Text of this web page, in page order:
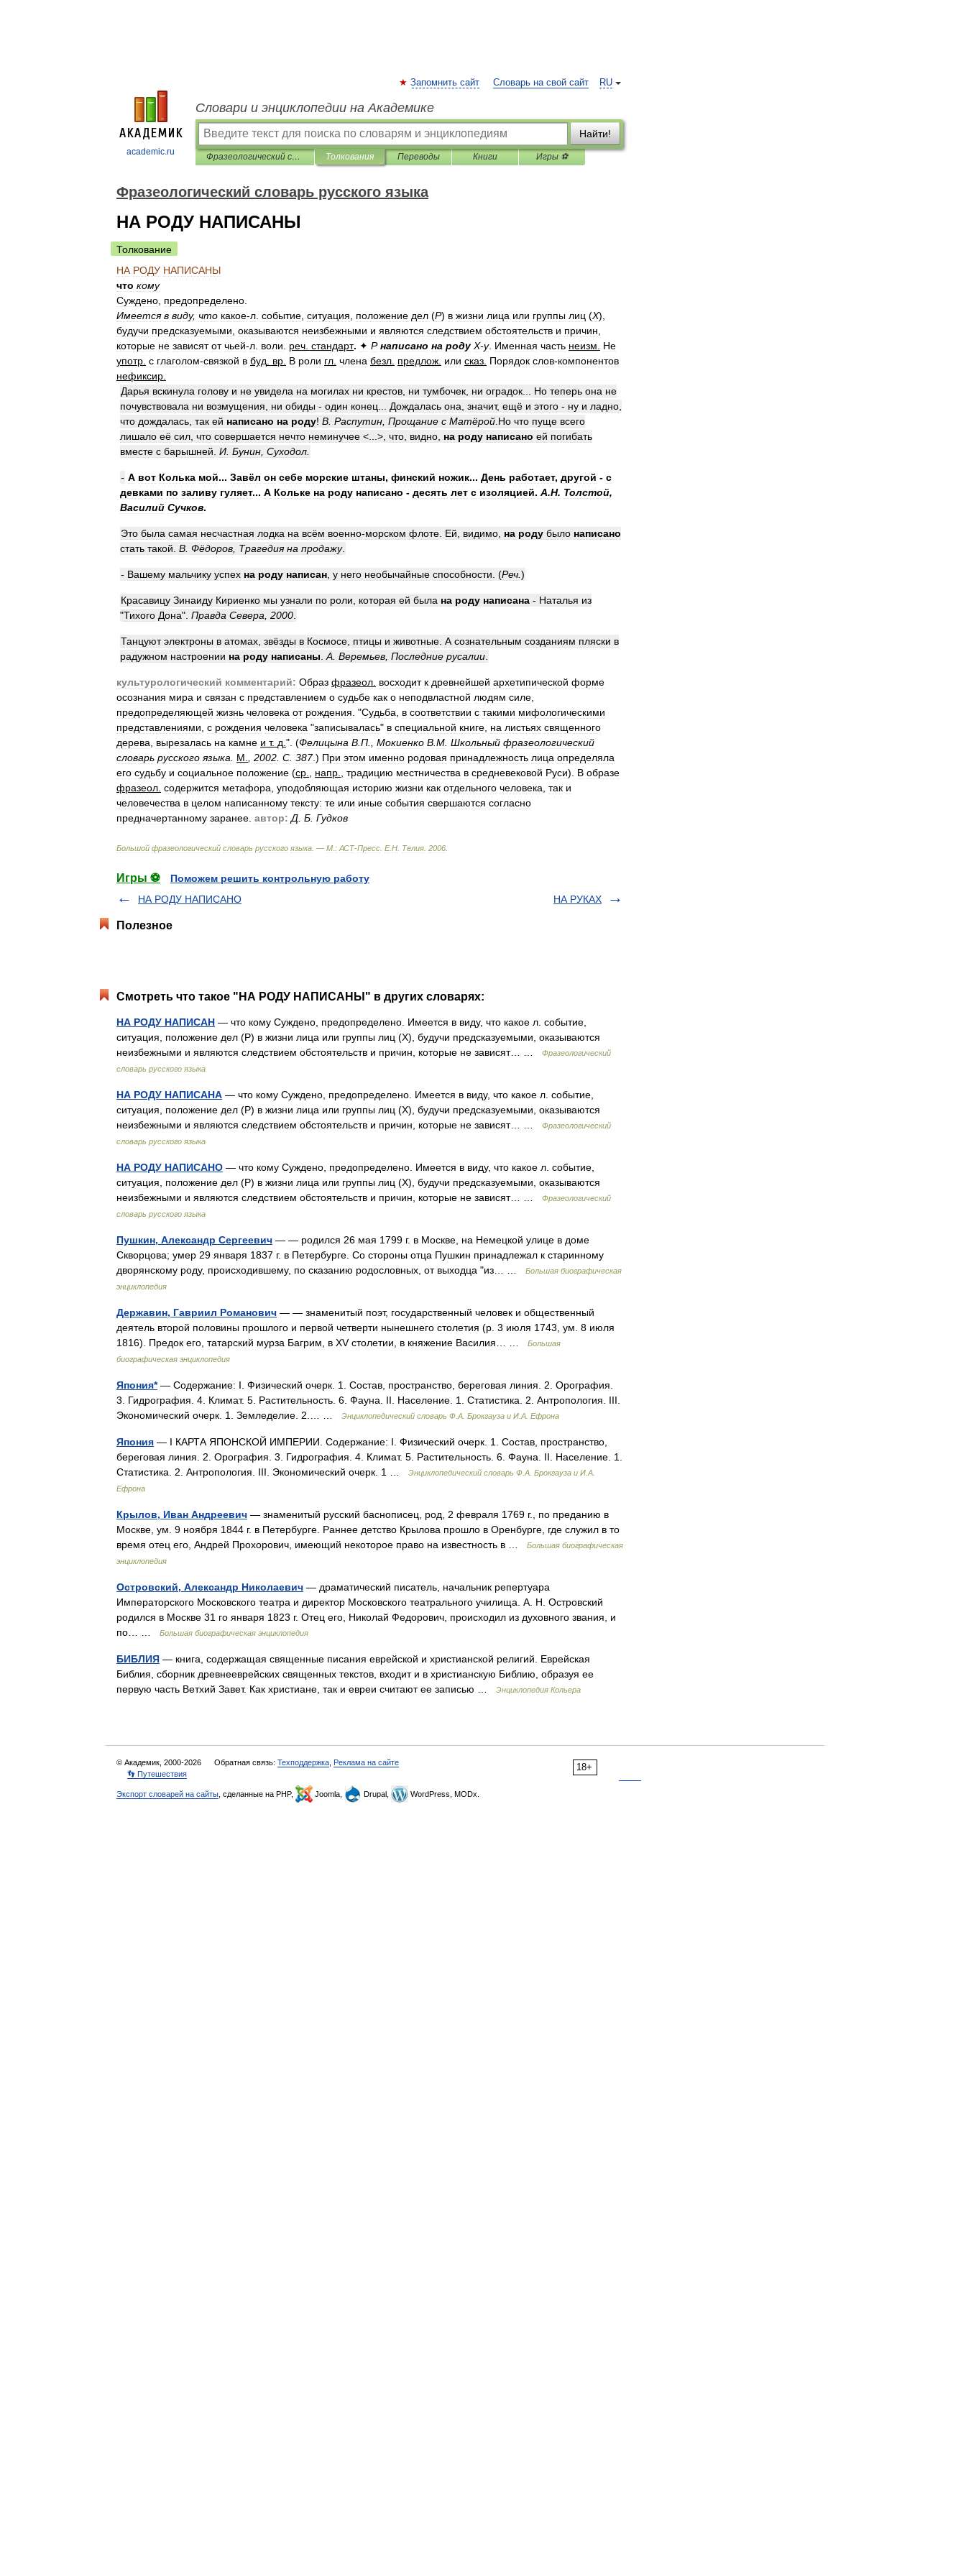
academic.ru
RU
Запомнить сайт Словарь на свой сайт
Словари и энциклопедии на Академике
Найти!
Фразеологический словарь русского языка Толкования Переводы Книги Игры ⚽
Фразеологический словарь русского языка
НА РОДУ НАПИСАНЫ
Толкование
НА РОДУ НАПИСАНЫ
что кому
Суждено предопределено
Имеется в виду, что какое-л событие ситуация положение дел (Р) в жизни лица или группы лиц (Х),
будучи предсказуемыми оказываются неизбежными и являются следствием обстоятельств и причин
которые не зависят от чьей-л воли реч стандарт. ✦ Р написано на роду Х-у. Именная часть неизм
Не
употр с глаголом-связкой в буд вр В роли гл члена безл предлож или сказ Порядок слов-компонентов
нефиксир
Дарья вскинула голову и не увидела на могилах ни крестов ни тумбочек ни оградок Но теперь она не
почувствовала ни возмущения ни обиды - один конец Дождалась она значит, ещё и этого - ну и ладно
что дождалась так ей написано на роду! В Распутин Прощание с Матёрой Но что пуще всего
лишало её сил что совершается нечто неминучее <...>, что видно на роду написано ей погибать
вместе с барышней И Бунин Суходол
- А вот Колька мой... Завёл он себе морские штаны, финский ножик... День работает, другой - с
девками по заливу гуляет... А Кольке на роду написано - десять лет с изоляцией. А.Н. Толстой,
Василий Сучков.
Это была самая несчастная лодка на всём военно-морском флоте Ей видимо на роду было написано
стать такой В Фёдоров Трагедия на продажу.
- Вашему мальчику успех на роду написан у него необычайные способности . (Реч )
Красавицу Зинаиду Кириенко мы узнали по роли которая ей была на роду написана - Наталья из
"Тихого Дона". Правда Севера 2000
Танцуют электроны в атомах звёзды в Космосе птицы и животные А сознательным созданиям пляски в
радужном настроении на роду написаны А Веремьев Последние русалии
культурологический комментарий: Образ фразеол восходит к древнейшей архетипической форме
осознания мира и связан с представлением о судьбе как о неподвластной людям силе
предопределяющей жизнь человека от рождения . "Судьба в соответствии с такими мифологическими
представлениями с рождения человека "записывалась" в специальной книге на листьях священного
дерева
вырезалась на камне и т. д ". (Фелицына В П Мокиенко В М Школьный фразеологический
словарь русского языка М 2002 С 387.) При этом именно родовая принадлежность лица определяла
его судьбу и социальное положение (ср напр традицию местничества в средневековой Руси). В образе
фразеол содержится метафора уподобляющая историю жизни как отдельного человека так и
человечества в целом написанному тексту: те или иные события свершаются согласно
предначертанному заранее автор: Д Б Гудков
Большой фразеологический словарь русского языка . — М : АСТ-Пресс Е.Н Телия 2006
Игры ⚽
Поможем решить контрольную работу
НА РОДУ НАПИСАНО
НА РУКАХ
Полезное
Смотреть что такое "НА РОДУ НАПИСАНЫ" в других словарях:
НА РОДУ НАПИСАН — что кому Суждено, предопределено. Имеется в виду, что какое л. событие,
ситуация, положение дел (Р) в жизни лица или группы лиц (Х), будучи предсказуемыми, оказываются
неизбежными и являются следствием обстоятельств и причин, которые не зависят… …
Фразеологический
словарь русского языка
НА РОДУ НАПИСАНА — что кому Суждено, предопределено. Имеется в виду, что какое л. событие,
ситуация, положение дел (Р) в жизни лица или группы лиц (Х), будучи предсказуемыми, оказываются
неизбежными и являются следствием обстоятельств и причин, которые не зависят… …
Фразеологический
словарь русского языка
НА РОДУ НАПИСАНО — что кому Суждено, предопределено. Имеется в виду, что какое л. событие,
ситуация, положение дел (Р) в жизни лица или группы лиц (Х), будучи предсказуемыми, оказываются
неизбежными и являются следствием обстоятельств и причин, которые не зависят… …
Фразеологический
словарь русского языка
Пушкин, Александр Сергеевич — — родился 26 мая 1799 г. в Москве, на Немецкой улице в доме
Скворцова; умер 29 января 1837 г. в Петербурге. Со стороны отца Пушкин принадлежал к старинному
дворянскому роду, происходившему, по сказанию родословных, от выходца "из… …
Большая биографическая
энциклопедия
Державин, Гавриил Романович — — знаменитый поэт, государственный человек и общественный
деятель второй половины прошлого и первой четверти нынешнего столетия (р. 3 июля 1743, ум. 8 июля
1816). Предок его, татарский мурза Багрим, в ХV столетии, в княжение Василия… …
Большая
биографическая энциклопедия
Япония*— Содержание: I. Физический очерк. 1. Состав, пространство, береговая линия. 2. Орография.
3. Гидрография. 4. Климат. 5. Растительность. 6. Фауна. II. Население. 1. Статистика. 2. Антропология. III.
Экономический очерк. 1. Земледелие. 2.… …
Энциклопедический словарь Ф.А. Брокгауза и И.А. Ефрона
Япония — I КАРТА ЯПОНСКОЙ ИМПЕРИИ. Содержание: I. Физический очерк. 1. Состав, пространство,
береговая линия. 2. Орография. 3. Гидрография. 4. Климат. 5. Растительность. 6. Фауна. II. Население. 1.
Статистика. 2. Антропология. III. Экономический очерк. 1 …
Энциклопедический словарь Ф.А. Брокгауза и И.А.
Ефрона
Крылов, Иван Андреевич — знаменитый русский баснописец, род, 2 февраля 1769 г., по преданию в
Москве, ум. 9 ноября 1844 г. в Петербурге. Раннее детство Крылова прошло в Оренбурге, где служил в то
время отец его, Андрей Прохорович, имеющий некоторое право на известность в …
Большая биографическая
энциклопедия
Островский, Александр Николаевич — драматический писатель, начальник репертуара
Императорского Московского театра и директор Московского театрального училища. А. Н. Островский
родился в Москве 31 го января 1823 г. Отец его, Николай Федорович, происходил из духовного звания, и
по… …
Большая биографическая энциклопедия
БИБЛИЯ — книга, содержащая священные писания еврейской и христианской религий. Еврейская
Библия, сборник древнееврейских священных текстов, входит и в христианскую Библию, образуя ее
первую часть Ветхий Завет. Как христиане, так и евреи считают ее записью …
Энциклопедия Кольера
18+
© Академик, 2000-2026 Обратная связь: Техподдержка Реклама на сайте
👣 Путешествия
Экспорт словарей на сайты , сделанные на PHP, Joomla, Drupal, WordPress, MODx.